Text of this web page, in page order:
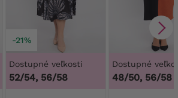
-21%
Dostupné veľkosti
52/54, 56/58
Dostupné
48/50, 56/58